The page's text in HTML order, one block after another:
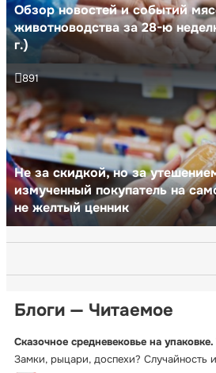
Обзор новостей и событий
животноводства за 28-ю
г.)
Не за скидкой, но за
измученный покупатель на
не желтый ценник
891
Блоги — Читаемое
Сказочное средневековье на
Замки, рыцари, доспехи? Случайность